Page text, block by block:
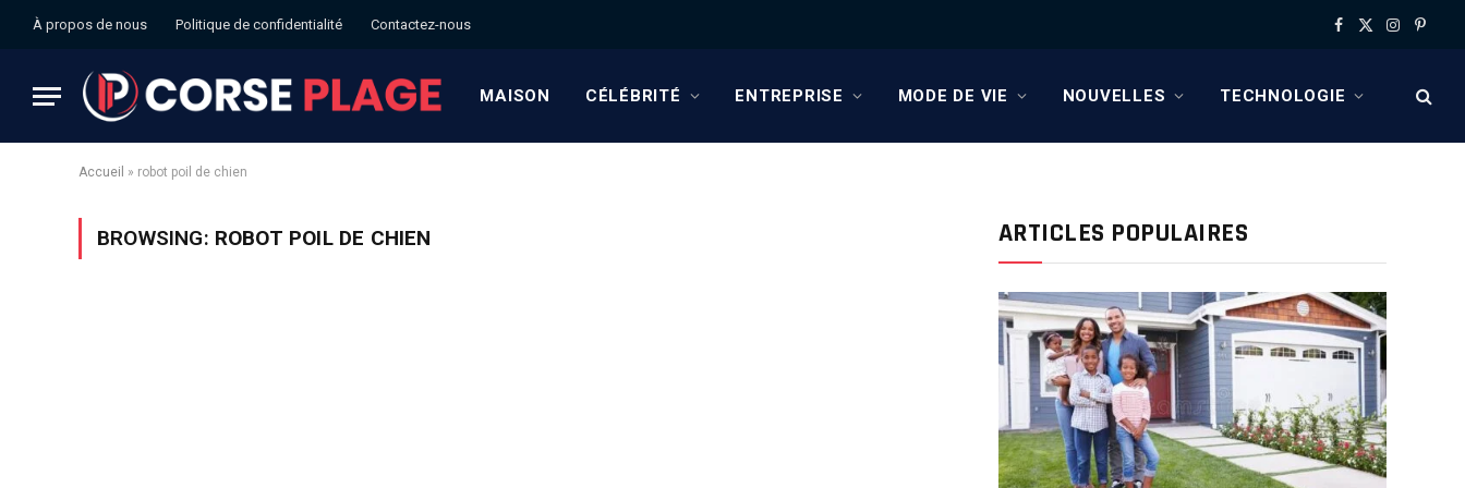
À propos de nous Politique de confidentialité Contactez-nous Facebook
X
Instagram
MAISON CÉLÉBRITÉ ENTREPRISE MODE DE VIE NOUVELLES TECHNOLOGIE
Accueil » robot poil de chien
BROWSING: ROBOT POIL DE CHIEN ARTICLES POPULAIRES